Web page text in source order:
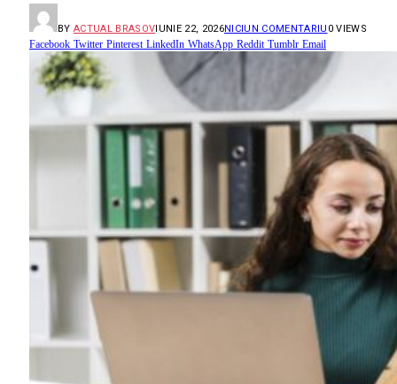
BY ACTUAL BRASOVIUNIE 22, 2026NICIUN COMENTARIU 0VIEWS
Facebook Twitter Pinterest LinkedIn WhatsApp Reddit Tumblr Email